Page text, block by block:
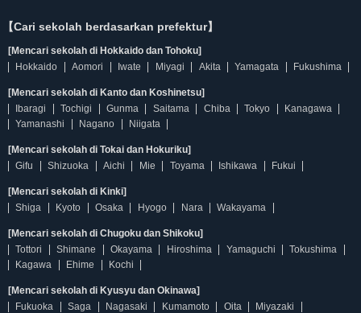
【Cari sekolah berdasarkan prefektur】
[Mencari sekolah di Hokkaido dan Tohoku]
Hokkaido
Aomori Iwate Miyagi Akita Yamagata Fukushima
[Mencari sekolah di Kanto dan Koshinetsu]
Ibaragi
Tochigi Gunma Saitama Chiba Tokyo
Kanagawa
Yamanashi
Nagano Niigata
[Mencari sekolah di Tokai dan Hokuriku]
Gifu
Shizuoka Aichi Mie Toyama Ishikawa Fukui
[Mencari sekolah di Kinki]
Shiga
Kyoto Osaka Hyogo Nara Wakayama
[Mencari sekolah di Chugoku dan Shikoku]
Tottori
Shimane Okayama Hiroshima Yamaguchi
Tokushima
Kagawa
Ehime Kochi
[Mencari sekolah di Kyusyu dan Okinawa]
Fukuoka
Saga Nagasaki Kumamoto Oita
Miyazaki